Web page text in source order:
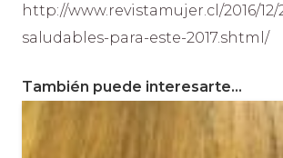
http://www.revistamujer.cl/2016/
saludables-para-este-2017.shtml/
También puede interesarte…